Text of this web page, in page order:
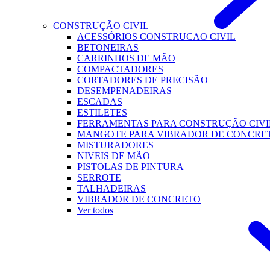
CONSTRUÇÃO CIVIL
ACESSÓRIOS CONSTRUCAO CIVIL
BETONEIRAS
CARRINHOS DE MÃO
COMPACTADORES
CORTADORES DE PRECISÃO
DESEMPENADEIRAS
ESCADAS
ESTILETES
FERRAMENTAS PARA CONSTRUÇÃO
MANGOTE PARA VIBRADOR DE
MISTURADORES
NIVEIS DE MÃO
PISTOLAS DE PINTURA
SERROTE
TALHADEIRAS
VIBRADOR DE CONCRETO
Ver todos